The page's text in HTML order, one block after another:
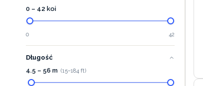
0 – 42 koi
0 42
Długość
4.5 – 56 m (15–184 ft)